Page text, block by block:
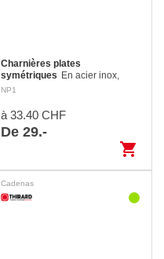
Charnières plates
symétriques En acier inox,
fixation par vis fraisées à tête
NP1
à 33.40 CHF
De 29.-
shopping_cart
Cadenas